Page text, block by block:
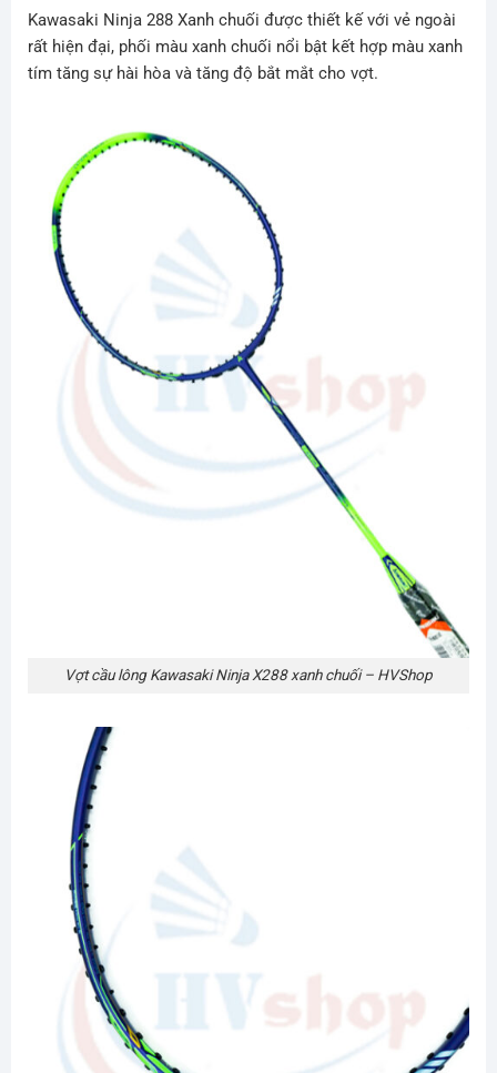
Kawasaki Ninja 288 Xanh chuối được thiết kế với vẻ ngoài
rất hiện đại, phối màu xanh chuối nổi bật kết hợp màu xanh
tím tăng sự hài hòa và tăng độ bắt mắt cho vợt.
Vợt cầu lông Kawasaki Ninja X288 xanh chuối – HVShop